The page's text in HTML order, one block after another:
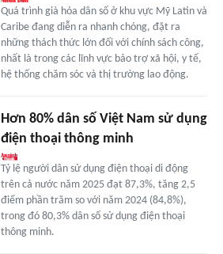
Quá trình già hóa dân số ở khu vực Mỹ Latin và
Caribe đang diễn ra nhanh chóng, đặt ra
những thách thức lớn đối với chính sách công,
nhất là trong các lĩnh vực bảo trợ xã hội, y tế,
hệ thống chăm sóc và thị trường lao động.
Hơn 80% dân số Việt Nam sử dụng
điện thoại thông minh
Tỷ lệ người dân sử dụng điện thoại di động
trên cả nước năm 2025 đạt 87,3%, tăng 2,5
điểm phần trăm so với năm 2024 (84,8%),
trong đó 80,3% dân số sử dụng điện thoại
thông minh.